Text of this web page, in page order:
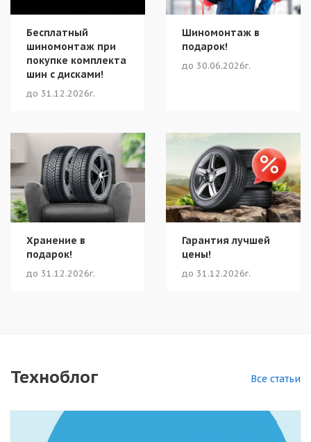
Бесплатный
шиномонтаж при
покупке комплекта
шин с дисками!
до 31.12.2026г.
Шиномонтаж в
подарок!
до 30.06.2026г.
Хранение в
подарок!
до 31.12.2026г.
Гарантия лучшей
цены!
до 31.12.2026г.
Техноблог Все статьи